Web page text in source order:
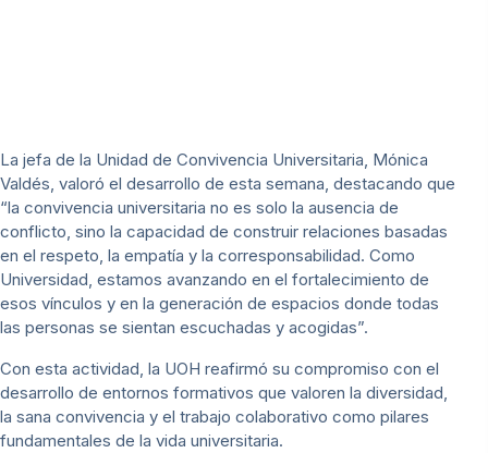
La jefa de la Unidad de Convivencia Universitaria, Mónica
Valdés, valoró el desarrollo de esta semana, destacando que
“la convivencia universitaria no es solo la ausencia de
conflicto, sino la capacidad de construir relaciones basadas
en el respeto, la empatía y la corresponsabilidad. Como
Universidad, estamos avanzando en el fortalecimiento de
esos vínculos y en la generación de espacios donde todas
las personas se sientan escuchadas y acogidas”.
Con esta actividad, la UOH reafirmó su compromiso con el
desarrollo de entornos formativos que valoren la diversidad,
la sana convivencia y el trabajo colaborativo como pilares
fundamentales de la vida universitaria.